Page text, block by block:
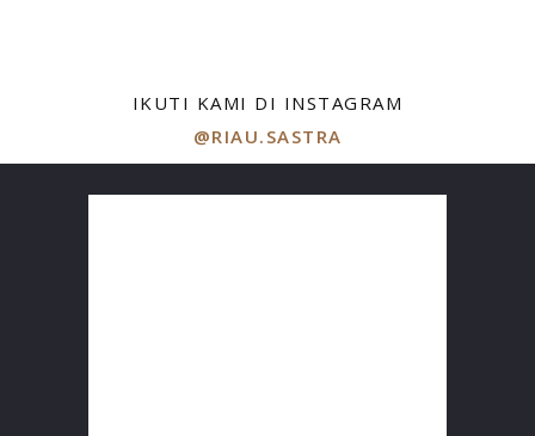
IKUTI KAMI DI INSTAGRAM
@RIAU.SASTRA